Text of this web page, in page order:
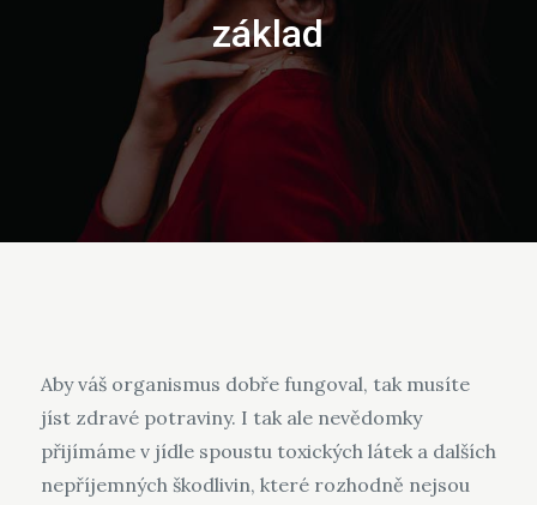
základ
Aby váš organismus dobře fungoval, tak musíte
jíst zdravé potraviny. I tak ale nevědomky
přijímáme v jídle spoustu toxických látek a dalších
nepříjemných škodlivin, které rozhodně nejsou